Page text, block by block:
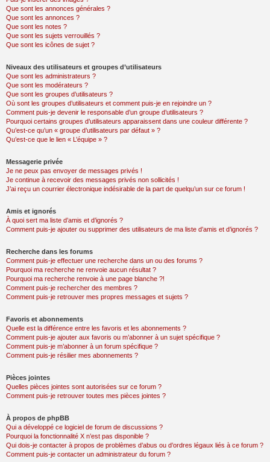
Que sont les annonces générales ?
Que sont les annonces ?
Que sont les notes ?
Que sont les sujets verrouillés ?
Que sont les icônes de sujet ?
Niveaux des utilisateurs et groupes d’utilisateurs
Que sont les administrateurs ?
Que sont les modérateurs ?
Que sont les groupes d’utilisateurs ?
Où sont les groupes d’utilisateurs et comment puis-je en rejoindre un ?
Comment puis-je devenir le responsable d’un groupe d’utilisateurs ?
Pourquoi certains groupes d’utilisateurs apparaissent dans une couleur différente ?
Qu’est-ce qu’un « groupe d’utilisateurs par défaut » ?
Qu’est-ce que le lien « L’équipe » ?
Messagerie privée
Je ne peux pas envoyer de messages privés !
Je continue à recevoir des messages privés non sollicités !
J’ai reçu un courrier électronique indésirable de la part de quelqu’un sur ce forum !
Amis et ignorés
À quoi sert ma liste d’amis et d’ignorés ?
Comment puis-je ajouter ou supprimer des utilisateurs de ma liste d’amis et d’ignorés ?
Recherche dans les forums
Comment puis-je effectuer une recherche dans un ou des forums ?
Pourquoi ma recherche ne renvoie aucun résultat ?
Pourquoi ma recherche renvoie à une page blanche ?!
Comment puis-je rechercher des membres ?
Comment puis-je retrouver mes propres messages et sujets ?
Favoris et abonnements
Quelle est la différence entre les favoris et les abonnements ?
Comment puis-je ajouter aux favoris ou m’abonner à un sujet spécifique ?
Comment puis-je m’abonner à un forum spécifique ?
Comment puis-je résilier mes abonnements ?
Pièces jointes
Quelles pièces jointes sont autorisées sur ce forum ?
Comment puis-je retrouver toutes mes pièces jointes ?
À propos de phpBB
Qui a développé ce logiciel de forum de discussions ?
Pourquoi la fonctionnalité X n’est pas disponible ?
Qui dois-je contacter à propos de problèmes d’abus ou d’ordres légaux liés à ce forum ?
Comment puis-je contacter un administrateur du forum ?